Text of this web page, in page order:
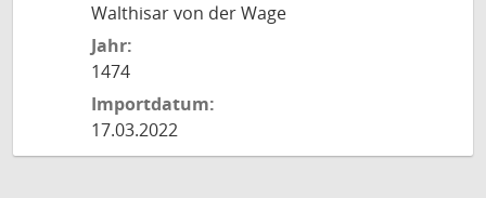
Walthisar von der Wage
Jahr:
1474
Importdatum:
17.03.2022